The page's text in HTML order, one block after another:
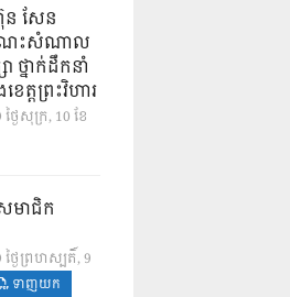
ន សែន
េះសំណាល
ថ្នាក់ដឹកនាំ
េត្តព្រះវិហារ
ថ្ងៃ​សុក្រ, 10 ខែ​
មាជិក
ថ្ងៃ​ព្រហស្បតិ៍, 9
ទាញយក